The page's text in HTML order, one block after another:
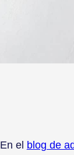
En el blog de